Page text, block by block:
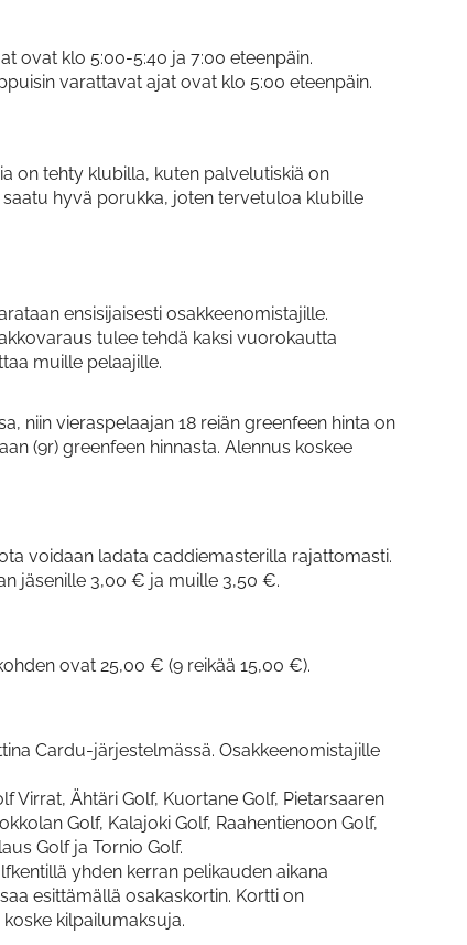
ovat klo 5:00-5:40 ja 7:00 eteenpäin.
varattavat ajat ovat klo 5:00 eteenpäin.
on tehty klubilla, kuten palvelutiskiä on
hyvä porukka, joten tervetuloa klubille
ensisijaisesti osakkeenomistajille.
tulee tehdä kaksi vuorokautta
muille pelaajille.
niin vieraspelaajan 18 reiän greenfeen hinta on
(9r) greenfeen hinnasta. Alennus koskee
voidaan ladata caddiemasterilla rajattomasti.
jäsenille 3,00 € ja muille 3,50 €.
ovat 25,00 € (9 reikää 15,00 €).
Cardu-järjestelmässä. Osakkeenomistajille
Virrat, Ähtäri Golf, Kuortane Golf, Pietarsaaren
Golf, Kalajoki Golf, Raahentienoon Golf,
Golf ja Tornio Golf.
yhden kerran pelikauden aikana
esittämällä osakaskortin. Kortti on
kilpailumaksuja.